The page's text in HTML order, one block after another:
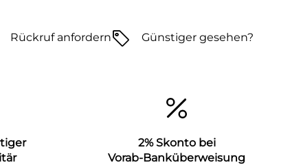
Rückruf anfordern Günstiger gesehen?
2% Skonto bei
Vorab-Banküberweisung